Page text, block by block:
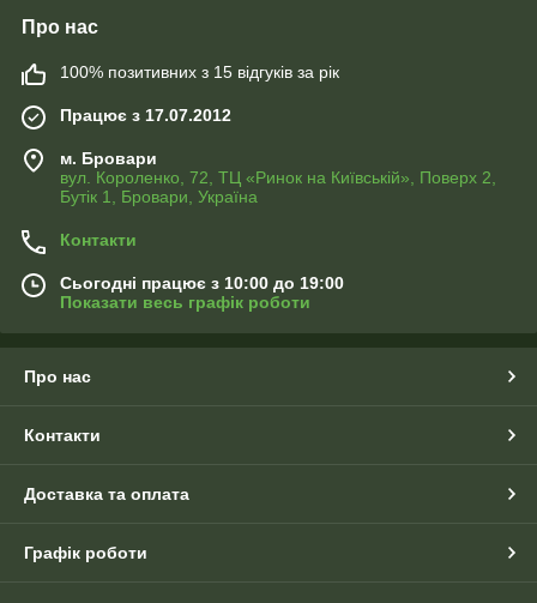
Про нас
100% позитивних з 15 відгуків за рік
Працює з 17.07.2012
м. Бровари
вул. Короленко, 72, ТЦ «Ринок на Київській», Поверх 2,
Бутік 1, Бровари, Україна
Контакти
Сьогодні працює з 10:00 до 19:00
Показати весь графік роботи
Про нас
Контакти
Доставка та оплата
Графік роботи